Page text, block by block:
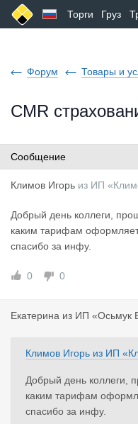
Торги Груз
Форум Товары и
CMR
Сообщение
Климов Игорь из ИП
Добрый день коллеги,
каким тарифам
спасибо за инфу.
0 0
Екатерина из ИП «Осьмук
Климов Игорь из ИП
Добрый день коллеги,
каким тарифам
спасибо за инфу.